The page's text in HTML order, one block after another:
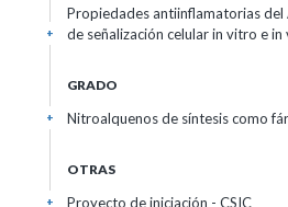
Propiedades antiinflamatorias del
de señalización celular in vitro e in
+
GRADO
Nitroalquenos de síntesis como
+
OTRAS
Proyecto de iniciación - CSIC
+